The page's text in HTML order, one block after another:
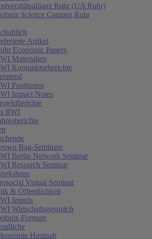
Ruhr (UA Ruhr)
Science Campus Ruhr
Artikel
Economic Papers
Materialien
Konjunkturberichte
Positionen
Impact Notes
RWI
Bag-Seminare
Berlin Network Seminar
Research Seminar
Virtual Seminar
& Öffentlichkeit
Impuls
Wirtschaftsgespräch
Formate
Hautnah